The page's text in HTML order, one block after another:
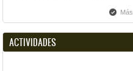
Más
ACTIVIDADES